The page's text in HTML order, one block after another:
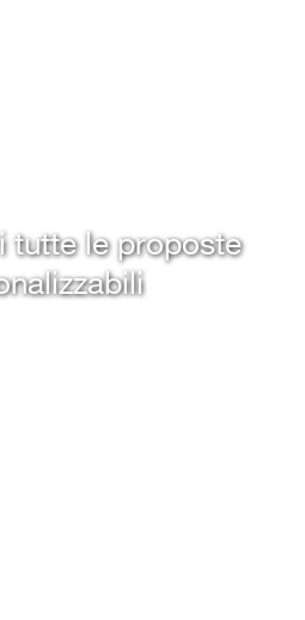
tutte le proposte